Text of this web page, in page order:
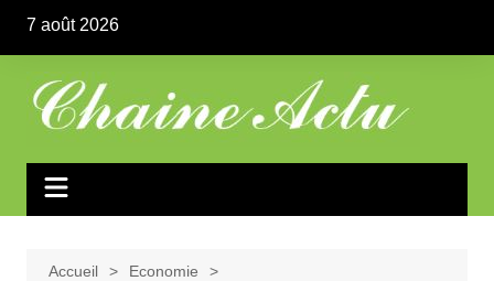
contenu
7 août 2026
Accueil
Economie